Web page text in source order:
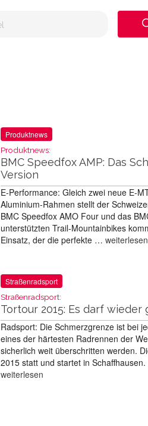
Produktnews
Produktnews:
BMC Speedfox AMP: Das
Version
E-Performance: Gleich zwei neue E-
Aluminium-Rahmen stellt der
BMC Speedfox AMO Four und das
unterstützten Trail-Mountainbikes
Einsatz, der die perfekte … weiterlesen
Straßenradsport
Straßenradsport:
Tortour 2015: Es darf
Radsport: Die Schmerzgrenze ist bei
eines der härtesten Radrennen der
sicherlich weit überschritten werden.
2015 statt und startet in
weiterlesen